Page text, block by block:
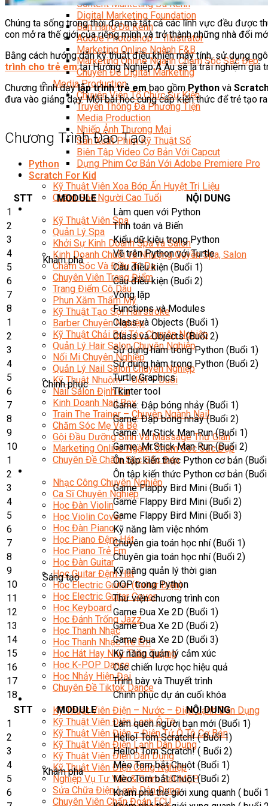
Content Marketing Đa Kênh
Digital Marketing Foundation
Bán Hàng Đa Kênh
Adobe Photoshop – Illustrator
Marketing Online Ngành F&B
Marketing Online Ngành Chăm Sóc Sắc Đẹp
Chuyên Đề Digital Marketing
Media Production
Chuyên Viên Tổ Chức Sự Kiện
Truyền Thông Đa Phương Tiện
Media Production
Nhiếp Ảnh Thương Mại
Sản Xuất Phim Kỹ Thuật Số
Biên Tập Video Cơ Bản Với Capcut
Dựng Phim Cơ Bản Với Adobe Premiere Pro
Sức Khỏe
Kỹ Thuật Viên Xoa Bóp Ấn Huyệt Trị Liệu
Chăm Sóc Người Cao Tuổi
Kỹ Thuật Viên Spa
Quản Lý Spa
Khởi Sự Kinh Doanh Spa và Salon
Kinh Doanh Chuỗi và Nhượng Quyền Spa, Salon
Chăm Sóc Và Điều Trị Da
Chuyên Viên Trang Điểm
Trang Điểm Cô Dâu
Phun Xăm Thẩm Mỹ
Kỹ Thuật Tạo Sợi Hairstroke
Barber Chuyên Nghiệp
Kỹ Thuật Chải Bới Tóc Chuyên Nghiệp
Quản Lý Hair Salon Chuyên Nghiệp
Nối Mi Chuyên Nghiệp
Quản Lý Nail Salon Chuyên Nghiệp
Kỹ Thuật Nhuộm – Uốn – Duỗi
Nail Salon Định Cư
Kinh Doanh Nail Box
Train The Trainer – Chuyên Ngành Nail
Chăm Sóc Mẹ Và Bé
Gội Đầu Dưỡng Sinh Và Massage Thư Giãn
Marketing Online Ngành Chăm Sóc Sắc Đẹp
Chuyên Đề Chăm Sóc Sắc Đẹp
Nhạc Công Chuyên Nghiệp
Ca Sĩ Chuyên Nghiệp
Học Đàn Violin
Học Violin Cover
Học Đàn Piano
Học Piano Đệm Hát
Học Piano Trẻ Em
Học Đàn Guitar
Học Guitar Đệm Hát
Học Electric Guitar (Guitar Điện)
Học Electric Guitar Cover
Học Keyboard
Học Đánh Trống Jazz
Học Thanh Nhạc
Học Thanh Nhạc Trẻ Em
Học Hát Hay Như Thần Tượng
Học K-POP Dance
Học Nhảy Hiện Đại
Chuyên Đề Tiktok Dance
Kỹ Thuật – Công Nghệ
Kỹ Thuật Viên Điện – Nước – Điện Lạnh Dân Dụng
Kỹ Thuật Viên Điện Lạnh Ô Tô
Kỹ Thuật Viên Điện – Điện Tử Ô Tô Cơ Bản
Kỹ Thuật Viên Điện Lạnh Dân Dụng
Kỹ Thuật Viên Điện Dân Dụng
Kỹ Thuật Viên Điện Công Nghiệp
Nghiệp Vụ Tư Vấn & Giám Sát MEP
Sửa Chữa Điện Lạnh Dân Dụng
Chuyên Viên Chẩn Đoán ECU
Chúng ta sống trong thời đại mà tất cả các lĩnh vực đều được
con mở ra thế giới của riêng mình và trở thành những nhà đổi
Bằng cách hướng dẫn kỹ thuật điều khiển máy tính, sử dụng
trình cho trẻ emtại Hướng Nghiệp Á Âu sẽ là trải nghiệm giá
Chương trình dạylập trình trẻ em bao gồm Python và
đưa vào giảng dạy. Mỗi bài học cung cấp kiến thức để trẻ tạo
Chương Trình Đào Tạo
Python
Scratch For Kid
STT
MODULE NỘI DUNG
1
Khám phá
Làm quen với Python
2
Tính toán và Biến
3
Kiểu dữ kiệu trong Python
4
Vẽ trên Python với Turtle
5
Câu điều kiện (Buổi 1)
6
Câu điều kiện (Buổi 2)
7
Vòng lặp
8
Functions và Modules
1
Chinh phục
Class và Objects (Buổi 1)
2
Class và Objects (Buổi 2)
3
Sử dụng hàm trong Python (Buổi 1)
4
Sử dụng hàm trong Python (Buổi 2)
5
Turtle Graphics
6
Tkinter tool
7
Game: Đập bóng nhảy (Buổi 1)
8
Game: Đập bóng nhảy (Buổi 2)
9
Game: Mr.Stick Man Run (Buổi 1)
10
Game: Mr.Stick Man Run (Buổi 2)
1
Sáng tạo
Ôn tập kiến thức Python cơ bản
2
Ôn tập kiến thức Python cơ bản
3
Game Flappy Bird Mini (Buổi 1)
4
Game Flappy Bird Mini (Buổi 2)
5
Game Flappy Bird Mini (Buổi 3)
6
Kỹ năng làm việc nhóm
7
Chuyên gia toán học nhí (Buổi 1)
8
Chuyên gia toán học nhí (Buổi 2)
9
Kỹ năng quản lý thời gian
10
OOP trong Python
11
Thư viện chương trình con
12
Game Đua Xe 2D (Buổi 1)
13
Game Đua Xe 2D (Buổi 2)
14
Game Đua Xe 2D (Buổi 3)
15
Kỹ năng quản lý cảm xúc
16
Các chiến lược học hiệu quả
17
Trình bày và Thuyết trình
18
Chinh phục dự án cuối khóa
STT
MODULE NỘI DUNG
1
Khám phá
Làm quen người bạn mới (Buổi 1)
2
Hello! Tom Scratch! ( Buổi 1)
3
Hello! Tom Scratch! ( Buổi 2)
4
Mèo Tom bắt Chuột (Buổi 1)
5
Mèo Tom bắt Chuột (Buổi 2)
6
Khám phá thế giới xung quanh ( buổi